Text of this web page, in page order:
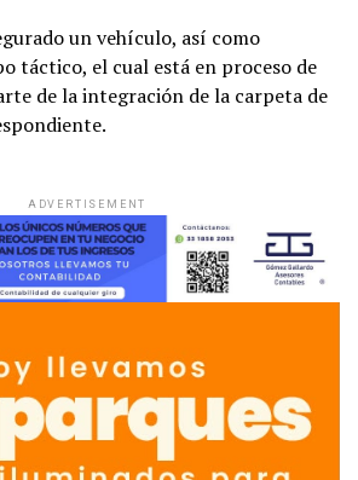
un vehículo, así como
táctico, el cual está en proceso de
de la integración de la carpeta de
ADVERTISEMENT